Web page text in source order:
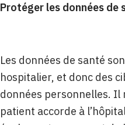
Protéger les données
Les données de santé
hospitalier, et donc des
données personnelles. Il
patient accorde à